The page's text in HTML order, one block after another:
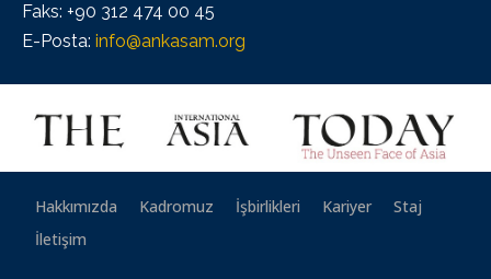
Faks: +90 312 474 00 45
E-Posta: info@ankasam.org
Hakkımızda Kadromuz İşbirlikleri Kariyer
Staj
İletişim